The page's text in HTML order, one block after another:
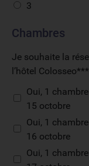
3
Chambres
Je souhaite la
l’hôtel
Oui, 1
15 octobre
Oui, 1
16 octobre
Oui, 1